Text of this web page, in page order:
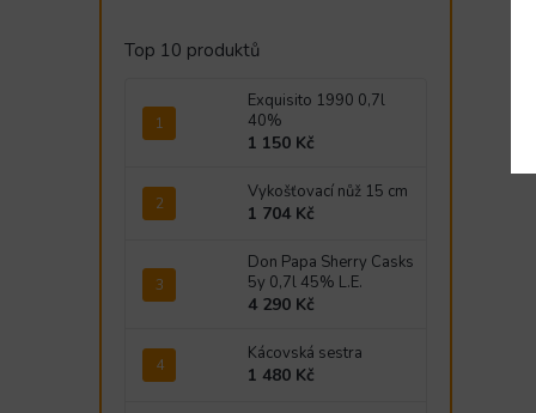
Top 10 produktů
Exquisito 1990 0,7l
40%
1 150 Kč
Vykošťovací nůž 15 cm
1 704 Kč
Don Papa Sherry Casks
5y 0,7l 45% L.E.
4 290 Kč
Kácovská sestra
1 480 Kč